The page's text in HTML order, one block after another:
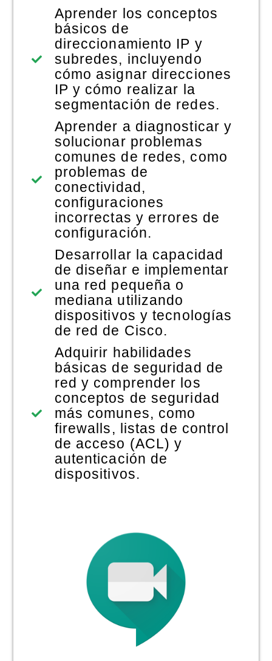
Aprender los conceptos
básicos de
direccionamiento IP y
subredes, incluyendo
cómo asignar direcciones
IP y cómo realizar la
segmentación de redes.
Aprender a diagnosticar y
solucionar problemas
comunes de redes, como
problemas de
conectividad,
configuraciones
incorrectas y errores de
configuración.
Desarrollar la capacidad
de diseñar e implementar
una red pequeña o
mediana utilizando
dispositivos y tecnologías
de red de Cisco.
Adquirir habilidades
básicas de seguridad de
red y comprender los
conceptos de seguridad
más comunes, como
firewalls, listas de control
de acceso (ACL) y
autenticación de
dispositivos.